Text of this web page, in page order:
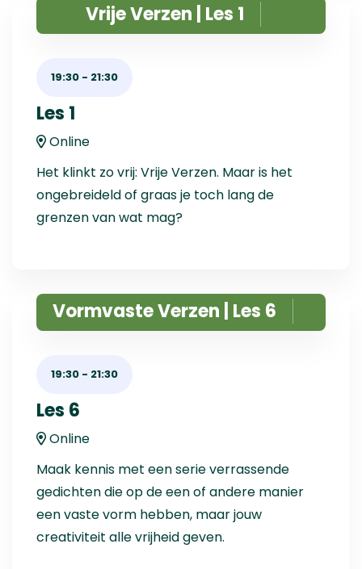
Vrije Verzen | Les 1
19:30 - 21:30
Les 1
Online
Het klinkt zo vrij: Vrije Verzen. Maar is het
ongebreideld of graas je toch lang de
grenzen van wat mag?
Vormvaste Verzen | Les 6
19:30 - 21:30
Les 6
Online
Maak kennis met een serie verrassende
gedichten die op de een of andere manier
een vaste vorm hebben, maar jouw
creativiteit alle vrijheid geven.